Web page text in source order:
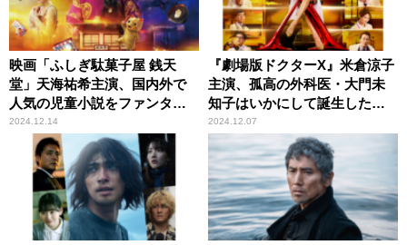
映画「ふしぎ駄菓子屋 銭天
堂」天海祐希主演、国内外で
人気の児童小説をファンタジ
ックに実写映画化
2024.12.14
『劇場版ドクターX』米倉涼子
主演、孤高の外科医・大門未
知子はいかにして誕生したの
か
2024.12.07